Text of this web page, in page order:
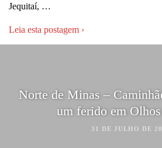
Jequitaí, …
Leia esta postagem ›
Norte de Minas –
um ferido em
31 DE JULHO DE